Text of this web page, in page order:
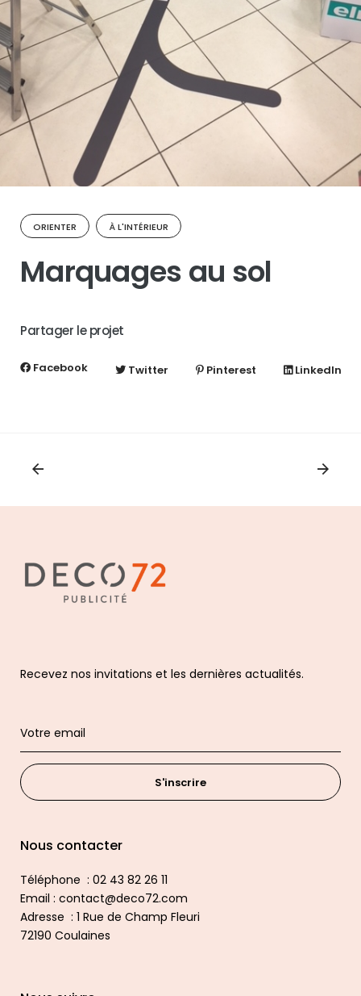
ORIENTER À L'INTÉRIEUR
Marquages au sol
Partager le projet
Facebook Twitter Pinterest LinkedIn
Recevez nos invitations et les dernières actualités.
S'inscrire
Nous contacter
Téléphone : 02 43 82 26 11
Email : contact@deco72.com
Adresse : 1 Rue de Champ Fleuri
72190 Coulaines